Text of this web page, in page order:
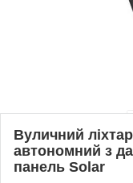
Вуличний
автономний з
панель Solar